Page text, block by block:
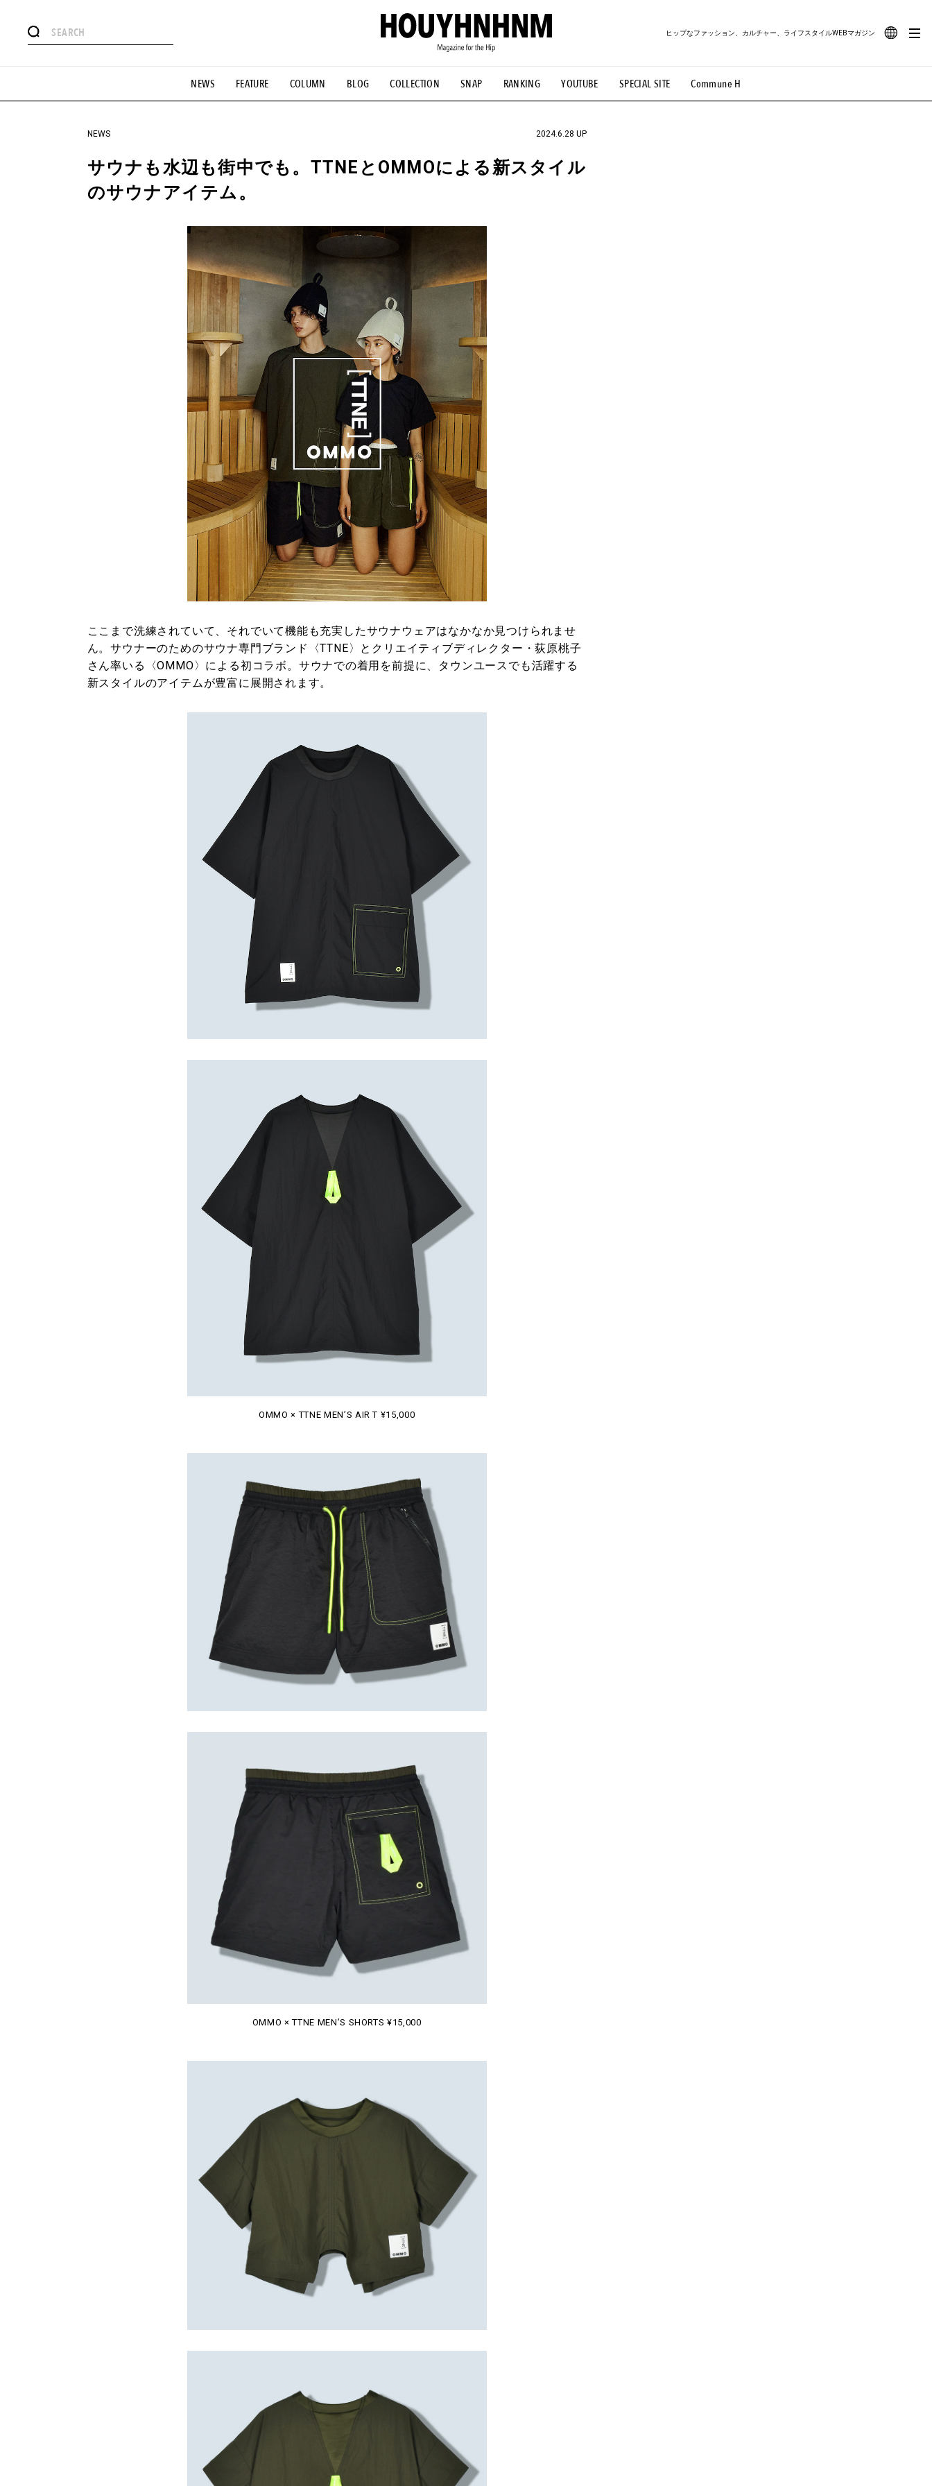
NEWS FEATURE COLUMN BLOG COLLECTION SNAP RANKING YOUTUBE SPECIAL SITE Commune H
ヒップなファッション、カルチャー、ライフスタイルWEBマガジン
#憧れの逸品 #ESSENTIAL DESIGNS #古着サミット #NEW VINTAGE #マイナーグッド図鑑 #路地裏てぃーん。 #MONTHLY JOURNAL
#GH 銘品の所以 #フイナムのYouTube #Commune H #FOCUS IT #AH.H #ととけん #FASHION #MUSIC #MOVIE #LIFESTYLE #SNEAKER #OUTDOOR
#HANDSOME HANDBOOK
NEWS 2024.6.28 UP
サウナも水辺も街中でも。TTNEとOMMOによる新スタイル
のサウナアイテム。
ここまで洗練されていて、それでいて機能も充実したサウナウェアはなかなか見つけられませ
ん。サウナーのためのサウナ専門ブランド〈TTNE〉とクリエイティブディレクター・荻原桃子
さん率いる〈OMMO〉による初コラボ。サウナでの着用を前提に、タウンユースでも活躍する
新スタイルのアイテムが豊富に展開されます。
OMMO × TTNE MEN’S AIR T ¥15,000
OMMO × TTNE MEN’S SHORTS ¥15,000